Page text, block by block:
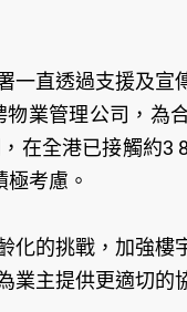
一直透過支援及宣
業管理公司，為
在全港已接觸約3
考慮。
的挑戰，加強樓
主提供更適切的